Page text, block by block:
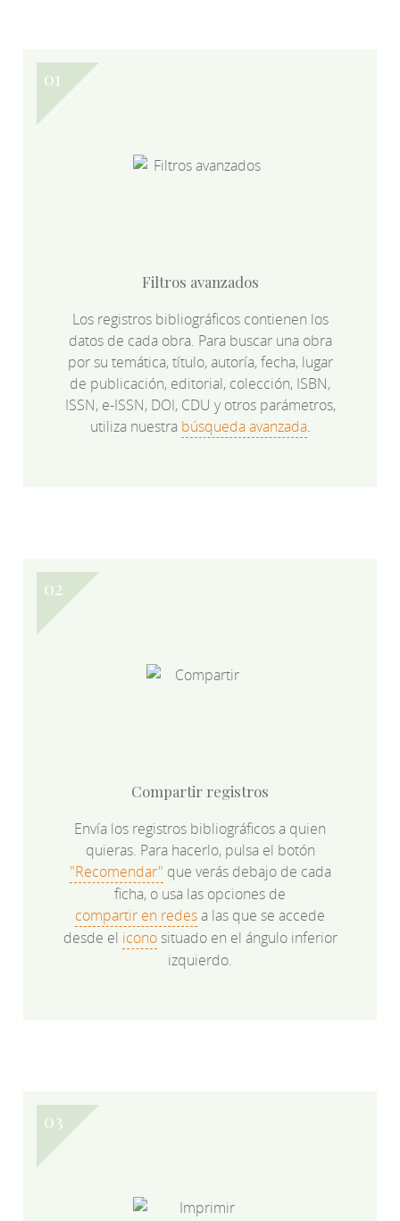
Filtros avanzados
Los registros bibliográficos contienen los
datos de cada obra. Para buscar una obra
por su temática, título, autoría, fecha, lugar
de publicación, editorial, colección, ISBN,
ISSN, e-ISSN, DOI, CDU y otros parámetros,
utiliza nuestra búsqueda avanzada.
Compartir registros
Envía los registros bibliográficos a quien
quieras. Para hacerlo, pulsa el botón
"Recomendar" que verás debajo de cada
ficha, o usa las opciones de
compartir en redesa las que se accede
desde el iconosituado en el ángulo inferior
izquierdo.